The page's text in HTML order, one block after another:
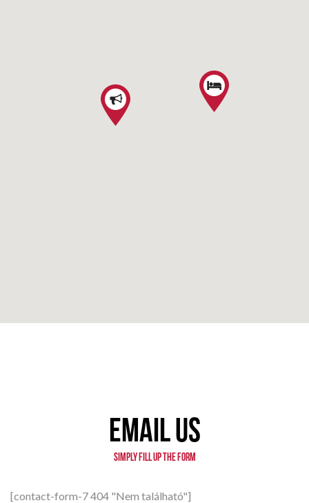
EMAIL US
SIMPLY FILL UP THE FORM
[contact-form-7 404 "Nem található"]